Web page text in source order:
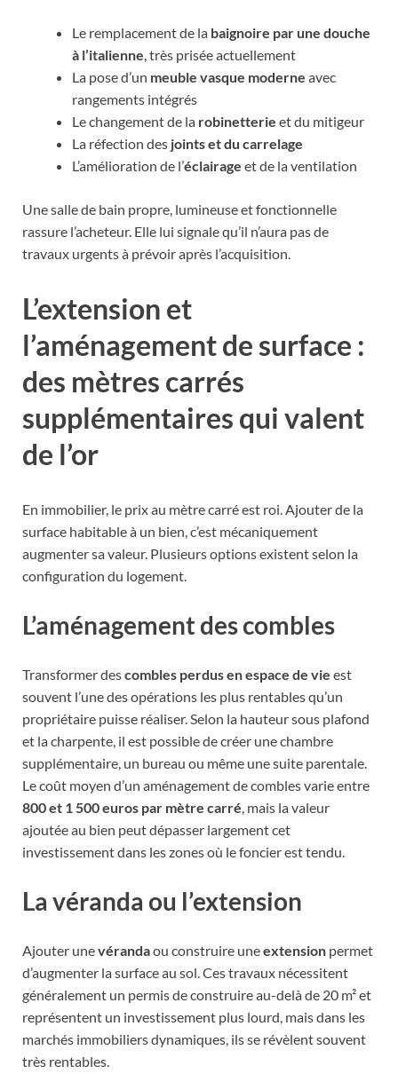
Le remplacement de la baignoire par une douche
à l’italienne, très prisée actuellement
La pose d’un meuble vasque moderne avec
rangements intégrés
Le changement de la robinetterie et du mitigeur
La réfection des joints et du carrelage
L’amélioration de l’éclairage et de la ventilation
Une salle de bain propre, lumineuse et fonctionnelle
rassure l’acheteur. Elle lui signale qu’il n’aura pas de
travaux urgents à prévoir après l’acquisition.
L’extension et
l’aménagement de surface :
des mètres carrés
supplémentaires qui valent
de l’or
En immobilier, le prix au mètre carré est roi. Ajouter de la
surface habitable à un bien, c’est mécaniquement
augmenter sa valeur. Plusieurs options existent selon la
configuration du logement.
L’aménagement des combles
Transformer descombles perdus en espace de vie est
souvent l’une des opérations les plus rentables qu’un
propriétaire puisse réaliser. Selon la hauteur sous plafond
et la charpente, il est possible de créer une chambre
supplémentaire, un bureau ou même une suite parentale.
Le coût moyen d’un aménagement de combles varie entre
800 et 1 500 euros par mètre carré, mais la valeur
ajoutée au bien peut dépasser largement cet
investissement dans les zones où le foncier est tendu.
La véranda ou l’extension
Ajouter unevérandaou construire uneextension permet
d’augmenter la surface au sol. Ces travaux nécessitent
généralement un permis de construire au-delà de 20 m² et
représentent un investissement plus lourd, mais dans les
marchés immobiliers dynamiques, ils se révèlent souvent
très rentables.